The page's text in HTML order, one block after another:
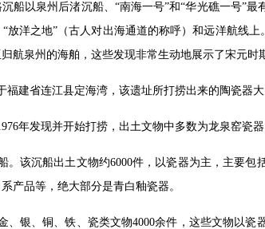
船以泉州后渚沉船、“南海一号”和“华光礁一号”
放洋之地”（古人对出海通道的称呼）和远洋航线
航泉州的海舶，这些发现非常生动地展示了宋元时
福建省连江县定海湾，该遗址所打捞出来的陶瓷器
年发现并开始打捞，出土文物中多数为龙泉窑瓷
。该沉船出土文物约6000件，以瓷器为主，主要
产品等，绝大部分是青白釉瓷器。
、银、铜、铁、瓷类文物4000余件，这些文物以